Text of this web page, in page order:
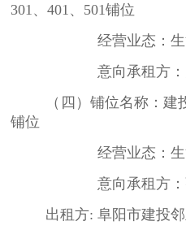
301、401、501铺位
经营业态：
意向承租方
（四）铺位名称：
铺位
经营业态：
意向承租方
出租方: 阜阳市建投